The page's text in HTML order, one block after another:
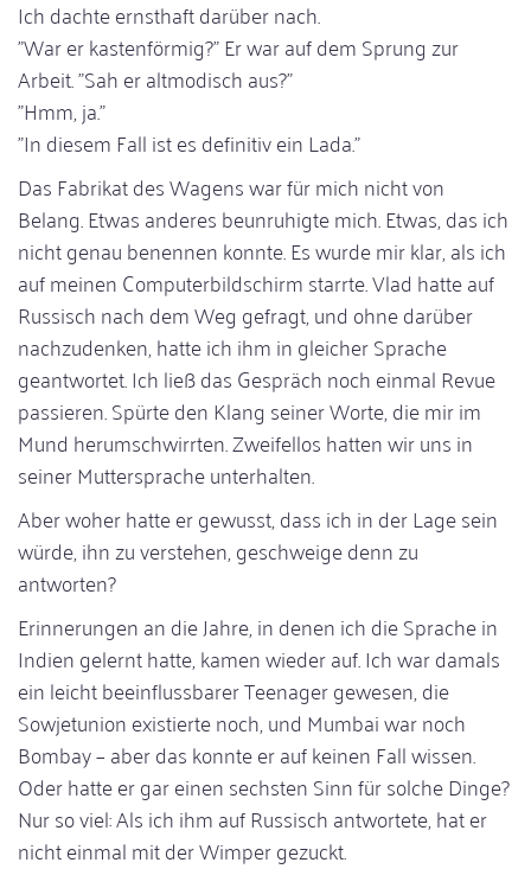
Ich dachte ernsthaft darüber nach.
"War er kastenförmig?" Er war auf dem Sprung zur
Arbeit. "Sah er altmodisch aus?"
"Hmm, ja."
"In diesem Fall ist es definitiv ein Lada."
Das Fabrikat des Wagens war für mich nicht von
Belang. Etwas anderes beunruhigte mich. Etwas, das ich
nicht genau benennen konnte. Es wurde mir klar, als ich
auf meinen Computerbildschirm starrte. Vlad hatte auf
Russisch nach dem Weg gefragt, und ohne darüber
nachzudenken, hatte ich ihm in gleicher Sprache
geantwortet. Ich ließ das Gespräch noch einmal Revue
passieren. Spürte den Klang seiner Worte, die mir im
Mund herumschwirrten. Zweifellos hatten wir uns in
seiner Muttersprache unterhalten.
Aber woher hatte er gewusst, dass ich in der Lage sein
würde, ihn zu verstehen, geschweige denn zu
antworten?
Erinnerungen an die Jahre, in denen ich die Sprache in
Indien gelernt hatte, kamen wieder auf. Ich war damals
ein leicht beeinflussbarer Teenager gewesen, die
Sowjetunion existierte noch, und Mumbai war noch
Bombay – aber das konnte er auf keinen Fall wissen.
Oder hatte er gar einen sechsten Sinn für solche Dinge?
Nur so viel: Als ich ihm auf Russisch antwortete, hat er
nicht einmal mit der Wimper gezuckt.